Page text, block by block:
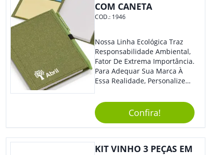
COM CANETA
COD.: 1946
Nossa Linha Ecológica Traz
Responsabilidade Ambiental,
Fator De Extrema Importância.
Para Adequar Sua Marca À
Essa Realidade, Personalize
Anotações Com Post-It E
Caneta. Elaborado A Partir De
Material Reciclado, O Brinde
Também É Prático, Tornando-
Se Assim Excelente Para Uso
Cotidiano. Perfeito, Não É?!
Confira!
KIT VINHO 3 PEÇAS EM